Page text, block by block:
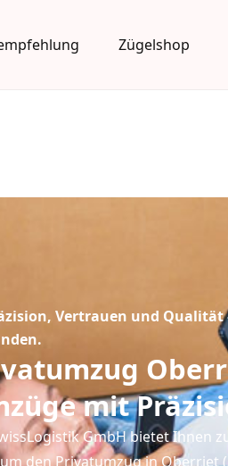
Zügelshop
Vertrauen und Qualität
mit
GmbH bietet Ihnen
den Privatumzug in Oberriet